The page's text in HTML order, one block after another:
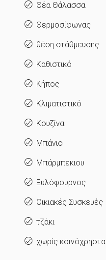
Θέα Θάλασσα
Θερμοσίφωνας
θέση στάθμευσης
Καθιστικό
Κήπος
Κλιματιστικό
Κουζίνα
Μπάνιο
Μπάρμπεκιου
Ξυλόφουρνος
Οικιακές Συσκευές
τζάκι
χωρίς κοινόχρηστα